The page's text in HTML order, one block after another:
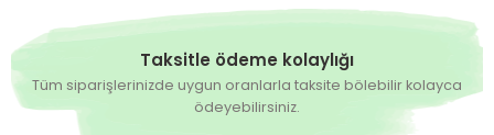
Taksitle ödeme kolaylığı
Tüm siparişlerinizde uygun oranlarla taksite bölebilir kolayca
ödeyebilirsiniz.